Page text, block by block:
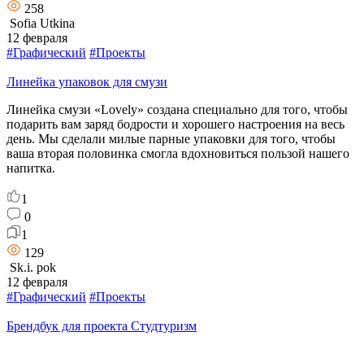
258
Sofia Utkina
12 февраля
#Графический #Проекты
Линейка упаковок для смузи
Линейка смузи «Lovely» создана специально для того, чтобы
подарить вам заряд бодрости и хорошего настроения на весь
день. Мы сделали милые парные упаковки для того, чтобы
ваша вторая половинка смогла вдохновиться пользой нашего
напитка.
1
0
1
129
Sk.i. pok
12 февраля
#Графический #Проекты
Брендбук для проекта Студтуризм